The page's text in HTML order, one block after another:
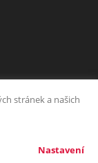
stránek a našich
Nastavení